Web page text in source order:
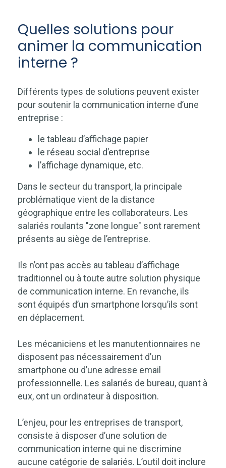
Quelles solutions pour
animer la communication
interne ?
Différents types de solutions peuvent exister
pour soutenir la communication interne d’une
entreprise :
le tableau d’affichage papier
le réseau social d’entreprise
l’affichage dynamique, etc.
Dans le secteur du transport, la principale
problématique vient de la distance
géographique entre les collaborateurs. Les
salariés roulants "zone longue" sont rarement
présents au siège de l’entreprise.
Ils n’ont pas accès au tableau d’affichage
traditionnel ou à toute autre solution physique
de communication interne. En revanche, ils
sont équipés d’un smartphone lorsqu’ils sont
en déplacement.
Les mécaniciens et les manutentionnaires ne
disposent pas nécessairement d’un
smartphone ou d’une adresse email
professionnelle. Les salariés de bureau, quant à
eux, ont un ordinateur à disposition.
L’enjeu, pour les entreprises de transport,
consiste à disposer d’une solution de
communication interne qui ne discrimine
aucune catégorie de salariés. L’outil doit inclure